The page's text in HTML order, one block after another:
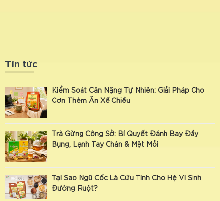
Tin tức
Kiểm Soát Cân Nặng Tự Nhiên: Giải Pháp Cho
Cơn Thèm Ăn Xế Chiều
Trà Gừng Công Sở: Bí Quyết Đánh Bay Đầy
Bụng, Lạnh Tay Chân & Mệt Mỏi
Tại Sao Ngũ Cốc Là Cứu Tinh Cho Hệ Vi Sinh
Đường Ruột?